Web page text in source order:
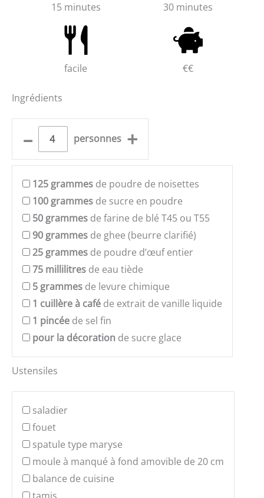
15 minutes 30 minutes
facile €€
Ingrédients
– personnes +
125 grammes de poudre de noisettes
100 grammes de sucre en poudre
50 grammes de farine de blé T45 ou T55
90 grammes de ghee (beurre clarifié)
25 grammes de poudre d’œuf entier
75 millilitres de eau tiède
5 grammes de levure chimique
1 cuillère à café de extrait de vanille liquide
1 pincée de sel fin
pour la décoration de sucre glace
Ustensiles
saladier
fouet
spatule type maryse
moule à manqué à fond amovible de 20 cm
balance de cuisine